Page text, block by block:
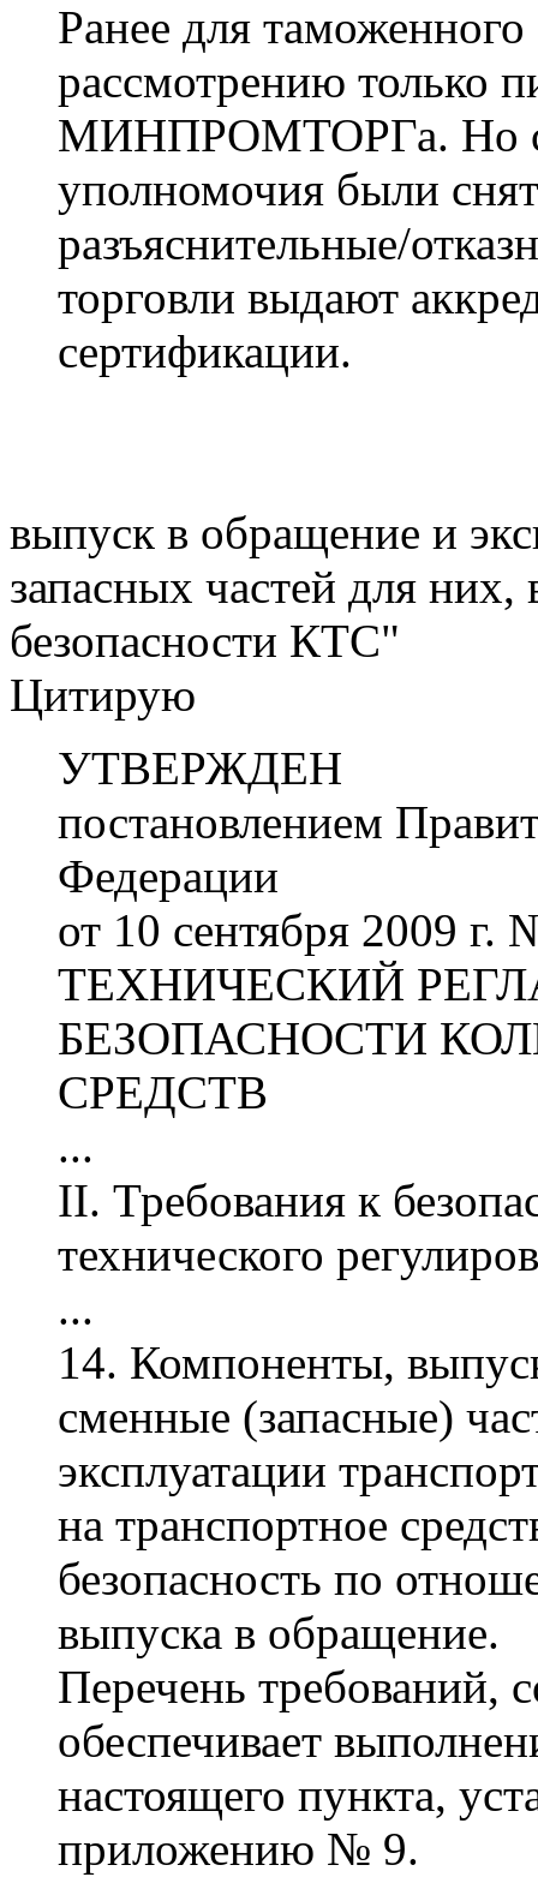
Ранее для
рассмотрению только
МИНПРОМТОРГа. Но с
уполномочия были
разъяснительные/
торговли выдают
сертификации.
выпуск в обращение и
запасных частей для
безопасности КТС"
Цитирую
УТВЕРЖДЕН
постановлением
Федерации
от 10 сентября 2009 г.
ТЕХНИЧЕСКИЙ
БЕЗОПАСНОСТИ
СРЕДСТВ
...
II. Требования к
технического
...
14. Компоненты,
сменные (запасные)
эксплуатации
на транспортное
безопасность по
выпуска в обращение.
Перечень требований,
обеспечивает
настоящего пункта,
приложению № 9.